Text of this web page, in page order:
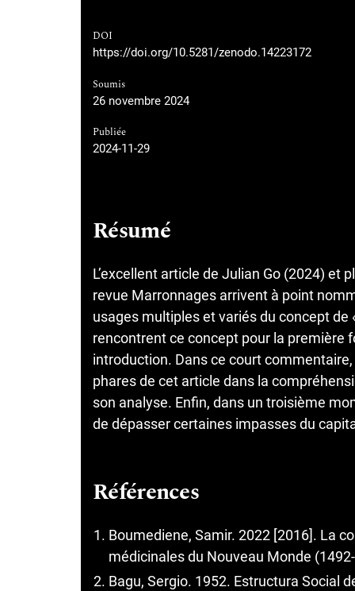
DOI
https://doi.org/10.5281/zenodo.14223172
Soumis
26 novembre 2024
Publiée
2024-11-29
Résumé
L’excellent article de Julian Go (2024) et
revue Marronnages arrivent à point
usages multiples et variés du concept de
rencontrent ce concept pour la première
introduction. Dans ce court
phares de cet article dans la
son analyse. Enfin, dans un troisième
de dépasser certaines impasses du
Références
Boumediene, Samir. 2022 [2016]. La
médicinales du Nouveau Monde
Bagu, Sergio. 1952. Estructura Social